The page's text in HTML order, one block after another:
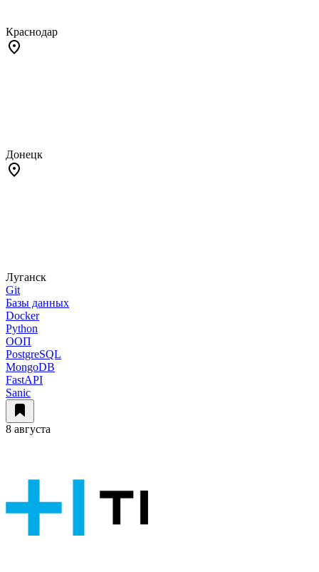
Краснодар
Донецк
Луганск
Git
Базы данных
Docker
Python
ООП
PostgreSQL
MongoDB
FastAPI
Sanic
8 августа